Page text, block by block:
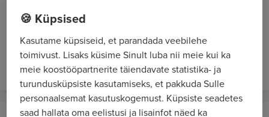
Lõuna-Eesti B2B müügiesindaja (Vahi küla, EE,
60511)
UUS 3 tundi tagasi
🍪 Küpsised
Kasutame küpsiseid, et parandada veebilehe
toimivust. Lisaks küsime Sinult luba nii meie kui ka
meie koostööpartnerite täiendavate statistika- ja
turundusküpsiste kasutamiseks, et pakkuda Sulle
personaalsemat kasutuskogemust. Küpsiste seadetes
saad hallata oma eelistusi ja lisainfot näed ka